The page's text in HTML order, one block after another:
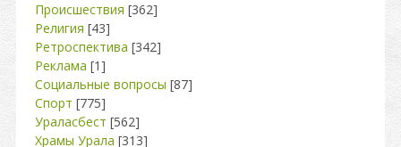
Происшествия [362]
Религия [43]
Ретроспектива [342]
Реклама [1]
Социальные вопросы [87]
Спорт [775]
Ураласбест [562]
Храмы Урала [313]